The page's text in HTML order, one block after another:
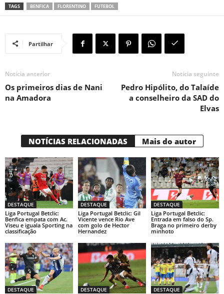
TAGS BENFICA FLORENTINO FUTEBOL
Partilhar
Notícia anterior
Os primeiros dias de Nani
na Amadora
Notícia seguinte
Pedro Hipólito, do Talaíde
a conselheiro da SAD do
Elvas
NOTÍCIAS RELACIONADAS Mais do autor
DESTAQUE
Liga Portugal Betclic:
Benfica empata com Ac.
Viseu e iguala Sporting na
classificação
DESTAQUE
Liga Portugal Betclic: Gil
Vicente vence Rio Ave
com golo de Hector
Hernandez
DESTAQUE
Liga Portugal Betclic:
Entrada em falso do Sp.
Braga no primeiro derby
minhoto
DESTAQUE DESTAQUE DESTAQUE